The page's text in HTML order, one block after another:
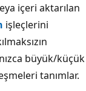
içeri aktarılan
işleçlerini
büyük/küçük
tanımlar.